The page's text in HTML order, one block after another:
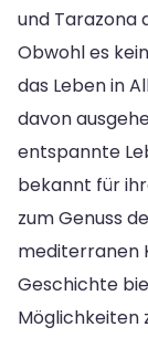
und Tarazona
Obwohl es
das Leben in
davon
entspannte
bekannt für
zum Genuss
mediterranen
Geschichte
Möglichkeiten